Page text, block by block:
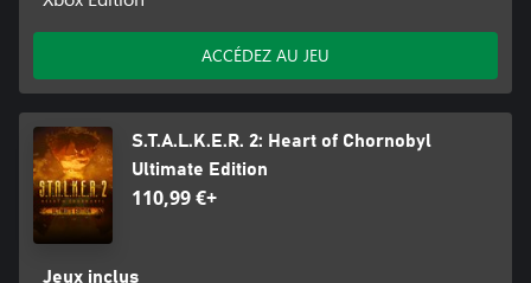
ACCÉDEZ AU JEU
S.T.A.L.K.E.R. 2: Heart of Chornobyl
Ultimate Edition
110,99 €+
Jeux inclus